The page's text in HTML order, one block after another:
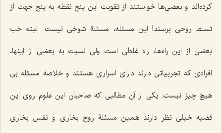
کرده‌اند و بعضی‌ها خواستند از تقویت این پنج نقطه به پنج جهت از
تسلط روحی برسند! این مسئله، مسئلۀ شوخی نیست. البته خب
بعضی از این راه‌ها، راه غلطی است ولی نسبت به بعضی از اینها،
افرادی که تجربیاتی دارند دارای اسراری هستند و خلاصه مسئله بی
هیچ چیز نیست. یکی از آن مطالبی که صاحبان این علوم روی این
قضیه خیلی نظر دارند همین مسئلۀ روح بخاری و نفس بخاری